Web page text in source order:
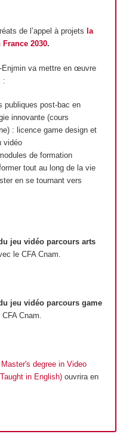
de l’appel à projets la
2030.
Enjmin va mettre en œuvre
:
publiques post-bac en
innovante (cours
: licence game design et
vidéo
de formation
tout au long de la vie
en se tournant vers
jeu vidéo parcours arts
le CFA Cnam.
jeu vidéo parcours game
Cnam.
Master's degree in Video
in English) ouvrira en